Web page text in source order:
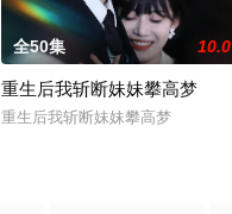
全50集 10.0
重生后我斩断妹妹攀高梦
重生后我斩断妹妹攀高梦